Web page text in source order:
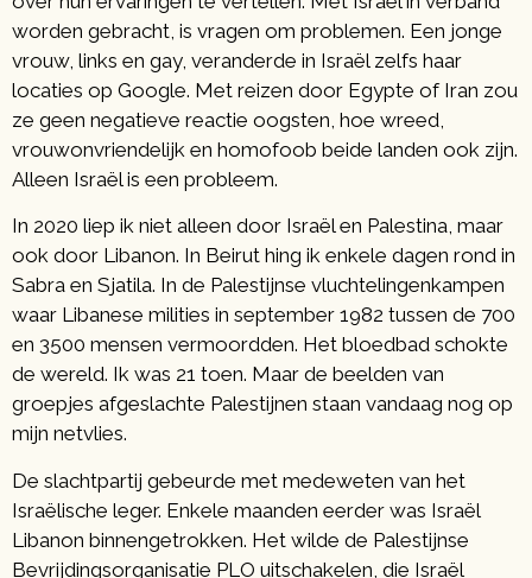
worden gebracht, is vragen om problemen. Een jonge
vrouw, links en gay, veranderde in Israël zelfs haar
locaties op Google. Met reizen door Egypte of Iran zou
ze geen negatieve reactie oogsten, hoe wreed,
vrouwonvriendelijk en homofoob beide landen ook zijn.
Alleen Israël is een probleem.
In 2020 liep ik niet alleen door Israël en Palestina, maar
ook door Libanon. In Beirut hing ik enkele dagen rond in
Sabra en Sjatila. In de Palestijnse vluchtelingenkampen
waar Libanese milities in september 1982 tussen de 700
en 3500 mensen vermoordden. Het bloedbad schokte
de wereld. Ik was 21 toen. Maar de beelden van
groepjes afgeslachte Palestijnen staan vandaag nog op
mijn netvlies.
De slachtpartij gebeurde met medeweten van het
Israëlische leger. Enkele maanden eerder was Israël
Libanon binnengetrokken. Het wilde de Palestijnse
Bevrijdingsorganisatie PLO uitschakelen, die Israël